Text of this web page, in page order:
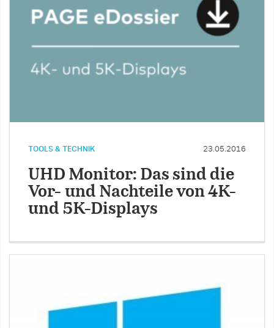
TOOLS & TECHNIK 23.05.2016
UHD Monitor: Das sind die
Vor- und Nachteile von 4K-
und 5K-Displays